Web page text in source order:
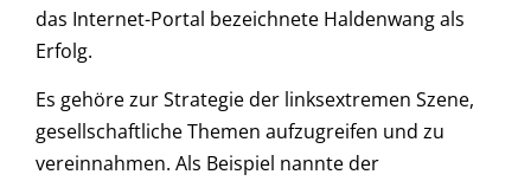
das Internet-Portal bezeichnete Haldenwang als
Erfolg.
Es gehöre zur Strategie der linksextremen Szene,
gesellschaftliche Themen aufzugreifen und zu
vereinnahmen. Als Beispiel nannte der